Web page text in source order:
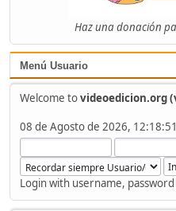
Haz una donación
Menú Usuario
Welcome tovideoedicion.org
08 de Agosto de 2026, 12:18:51
Login with username,